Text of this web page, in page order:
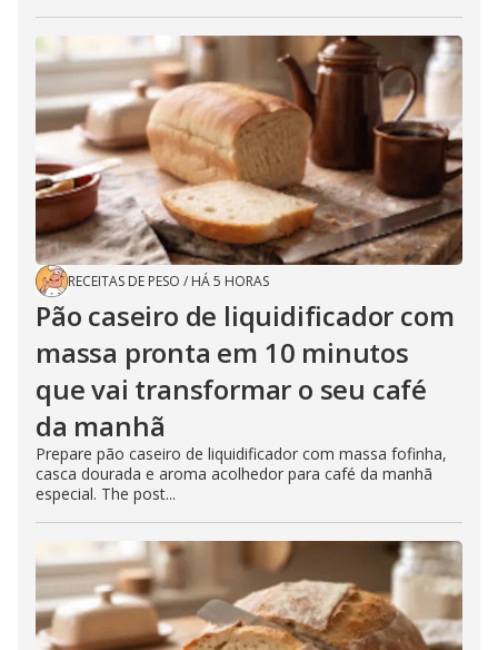
RECEITAS DE PESO / HÁ 5 HORAS
Pão caseiro de liquidificador com
massa pronta em 10 minutos
que vai transformar o seu café
da manhã
Prepare pão caseiro de liquidificador com massa fofinha,
casca dourada e aroma acolhedor para café da manhã
especial. The post...